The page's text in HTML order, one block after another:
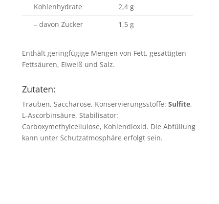
Kohlenhydrate
2,4 g
– davon Zucker
1,5 g
Enthält geringfügige Mengen von Fett, gesättigten
Fettsäuren, Eiweiß und Salz.
Zutaten:
Trauben, Saccharose, Konservierungsstoffe: Sulfite,
L-Ascorbinsäure, Stabilisator:
Carboxymethylcellulose, Kohlendioxid. Die Abfüllung
kann unter Schutzatmosphäre erfolgt sein.